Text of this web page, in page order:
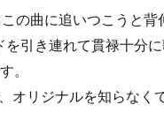
の曲に追いつこうと
引き連れて貫禄十分
。
オリジナルを知らなく